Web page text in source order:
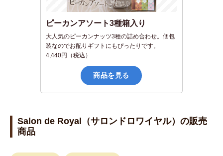
ピーカンアソート3種箱入り
大人気のピーカンナッツ3種の詰め合わせ。個包
装なのでお配りギフトにもぴったりです。
4,440円（税込）
商品を見る
Salon de Royal（サロンドロワイヤル）の販売
商品